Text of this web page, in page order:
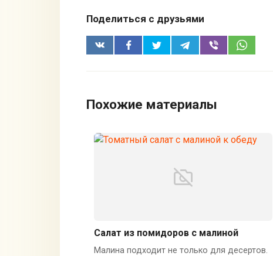
Поделиться с друзьями
Похожие материалы
Салат из помидоров с малиной
Малина подходит не только для десертов.